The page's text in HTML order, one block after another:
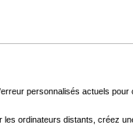
personnalisés actuels
ordinateurs distants, créez